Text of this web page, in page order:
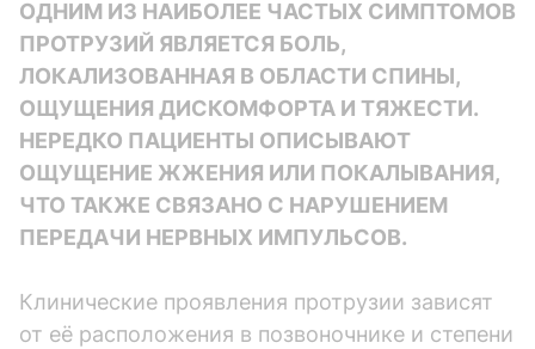
ОДНИМ ИЗ НАИБОЛЕЕ ЧАСТЫХ СИМПТОМОВ
ПРОТРУЗИЙ ЯВЛЯЕТСЯ БОЛЬ,
ЛОКАЛИЗОВАННАЯ В ОБЛАСТИ СПИНЫ,
ОЩУЩЕНИЯ ДИСКОМФОРТА И ТЯЖЕСТИ.
НЕРЕДКО ПАЦИЕНТЫ ОПИСЫВАЮТ
ОЩУЩЕНИЕ ЖЖЕНИЯ ИЛИ ПОКАЛЫВАНИЯ,
ЧТО ТАКЖЕ СВЯЗАНО С НАРУШЕНИЕМ
ПЕРЕДАЧИ НЕРВНЫХ ИМПУЛЬСОВ.
Клинические проявления протрузии зависят
от её расположения в позвоночнике и степени